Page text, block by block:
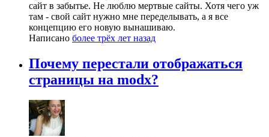
сайт в забытье. Не люблю мертвые сайты. Хотя чего уж
там - свой сайт нужно мне переделывать, а я все
концепцию его новую вынашиваю.
Написано более трёх лет назад
Почему перестали отображаться
страницы на modx?